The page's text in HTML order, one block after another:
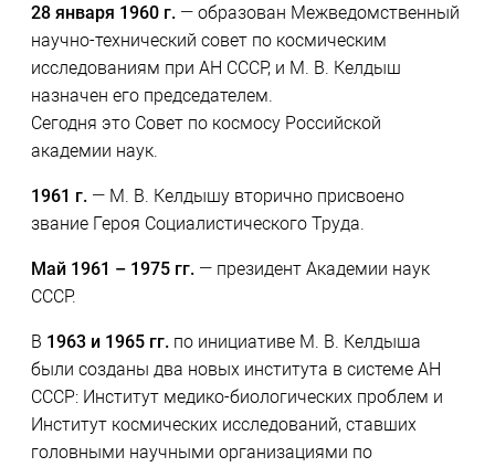
28 января 1960 г.— образован Межведомственный
научно-технический совет по космическим
исследованиям при АН СССР, и М. В. Келдыш
назначен его председателем.
Сегодня это Совет по космосу Российской
академии наук.
1961 г.— М. В. Келдышу вторично присвоено
звание Героя Социалистического Труда.
Май 1961 – 1975 гг.— президент Академии наук
СССР.
В 1963 и 1965 гг.по инициативе М. В. Келдыша
были созданы два новых института в системе АН
СССР: Институт медико-биологических проблем и
Институт космических исследований, ставших
головными научными организациями по